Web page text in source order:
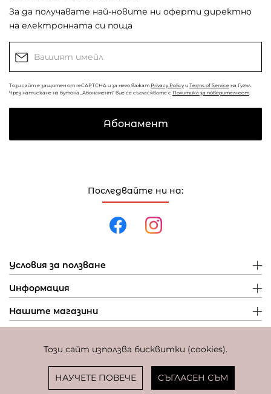
Този сайт използва бисквитки (cookies).
НАУЧЕТЕ ПОВЕЧЕ СЪГЛАСЕН СЪМ
Последвайте ни на:
Условия за ползване
Информация
Нашите магазини
За да получавате най-новите ни оферти директно
на електронната си поща
Този сайт е защитен от reCAPTCHA и за него важат Privacy Policy и Terms of Service на Гугъл.
Чрез натискане на бутона „Абонамент“ вие се съгласявате с Политика за поверителност
Абонамент
Фиксиран курс за превалутиране: 1 EUR = 1,95583 BGN